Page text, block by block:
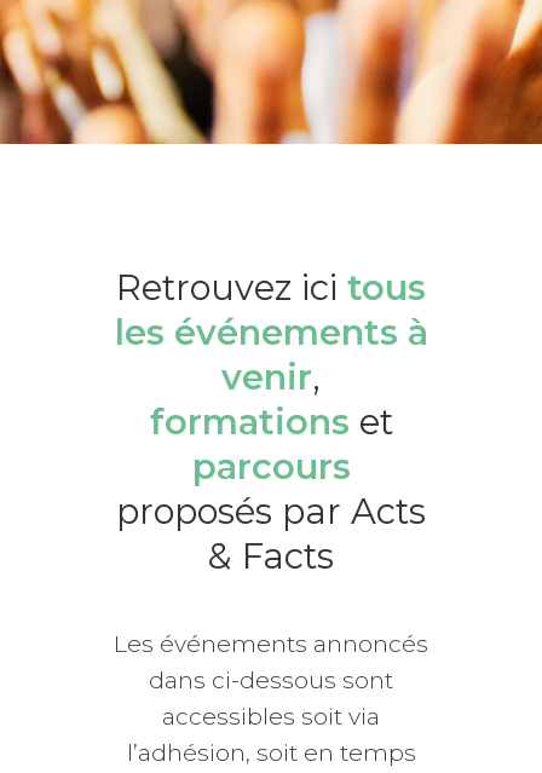
Retrouvez ici tous
les événements à
venir,
formations et
parcours
proposés par Acts
& Facts
Les événements annoncés
dans ci-dessous sont
accessibles soit via
l’adhésion, soit en temps